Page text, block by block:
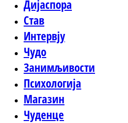
Дијаспора
Став
Интервју
Чудо
Занимљивости
Психологија
Магазин
Чуденце